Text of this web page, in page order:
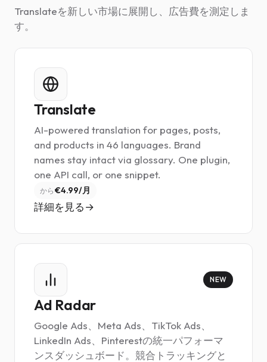
Translateを新しい市場に展開し、広告費を測定しま
す。
Translate
AI-powered translation for pages, posts,
and products in 46 languages. Brand
names stay intact via glossary. One plugin,
one API call, or one snippet.
から €4.99/月
詳細を見る
NEW
Ad Radar
Google Ads、Meta Ads、TikTok Ads、
LinkedIn Ads、Pinterestの統一パフォーマ
ンスダッシュボード。競合トラッキングと